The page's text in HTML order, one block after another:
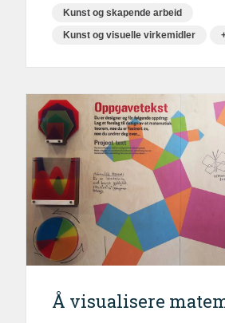
Kunst og skapende arbeid
Kunst og visuelle virkemidler
Å visualisere